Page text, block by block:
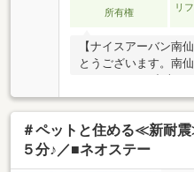
所有権
リ
【ナイスアーバン南
とうございます。南
日当たり良好 ◆各居
注目されていますが
ンなど、日々の暮ら
都市近郊で快適に暮
＃ペットと住める≪新耐
５分♪／■ネオステー